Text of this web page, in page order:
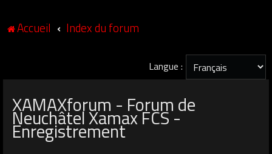
Accueil Index du forum
Langue :
XAMAXforum - Forum de
Neuchâtel Xamax FCS -
Enregistrement